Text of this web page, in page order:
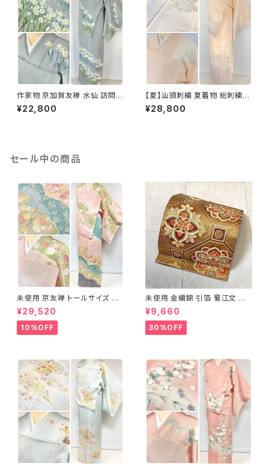
作家物 京加賀友禅 水仙 訪問着
正絹 袷 浅葱鼠 青緑 グレー 白
1157
¥22,800
【夏】汕頭刺繍 夏着物 総刺繍
絽 訪問着 正絹 オレンジ サーモ
ンピンク 水色 1243
¥28,800
セール中の商品
未使用 京友禅 トールサイズ 染
め分け 金彩 訪問着 袷 正絹 ピ
ンク 黄緑 紫 黄色 1438
¥29,520
10%OFF
未使用 金繍錦 引箔 蜀江文 唐
織 華紋 袋帯 正絹 金糸 ゴール
ド 赤 紫 710
¥9,660
30%OFF